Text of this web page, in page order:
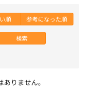
順 参考になった順
検索
りません。